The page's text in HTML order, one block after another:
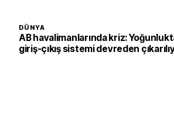
DÜNYA
AB havalimanlarında kriz:
giriş-çıkış sistemi devreden